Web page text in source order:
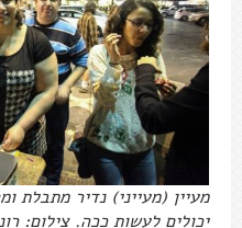
מעיין (מעייני) נדיר מתבלת
יכולים לעשות ככה. צילום: